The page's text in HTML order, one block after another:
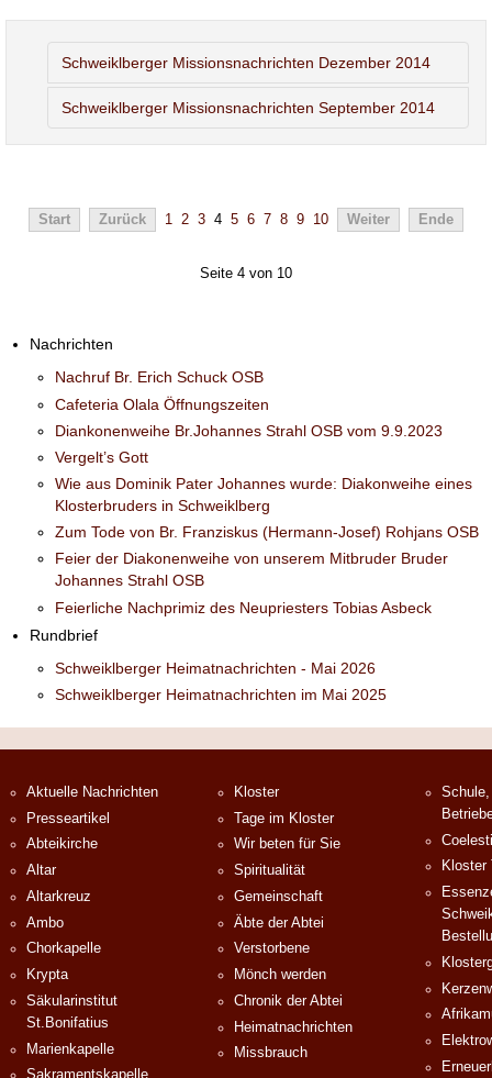
Schweiklberger Missionsnachrichten Dezember 2014
Schweiklberger Missionsnachrichten September 2014
Start Zurück 1 2 3 4 5 6 7 8 9 10 Weiter Ende
Seite 4 von 10
Nachrichten
Nachruf Br. Erich Schuck OSB
Cafeteria Olala Öffnungszeiten
Diankonenweihe Br.Johannes Strahl OSB vom 9.9.2023
Vergelt’s Gott
Wie aus Dominik Pater Johannes wurde: Diakonweihe eines
Klosterbruders in Schweiklberg
Zum Tode von Br. Franziskus (Hermann-Josef) Rohjans OSB
Feier der Diakonenweihe von unserem Mitbruder Bruder
Johannes Strahl OSB
Feierliche Nachprimiz des Neupriesters Tobias Asbeck
Rundbrief
Schweiklberger Heimatnachrichten - Mai 2026
Schweiklberger Heimatnachrichten im Mai 2025
Aktuelle Nachrichten
Presseartikel
Abteikirche
Altar
Altarkreuz
Ambo
Chorkapelle
Krypta
Säkularinstitut
St.Bonifatius
Marienkapelle
Kloster
Tage im Kloster
Wir beten für Sie
Spiritualität
Gemeinschaft
Äbte der Abtei
Verstorbene
Mönch werden
Chronik der Abtei
Heimatnachrichten
Missbrauch
Kloster